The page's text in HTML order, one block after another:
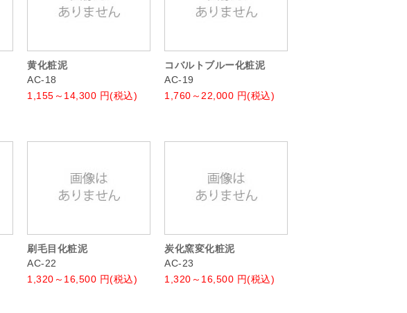
黄化粧泥
AC-18
1,155～14,300 円(税込)
コバルトブルー化粧泥
AC-19
1,760～22,000 円(税込)
刷毛目化粧泥
AC-22
1,320～16,500 円(税込)
炭化窯変化粧泥
AC-23
1,320～16,500 円(税込)